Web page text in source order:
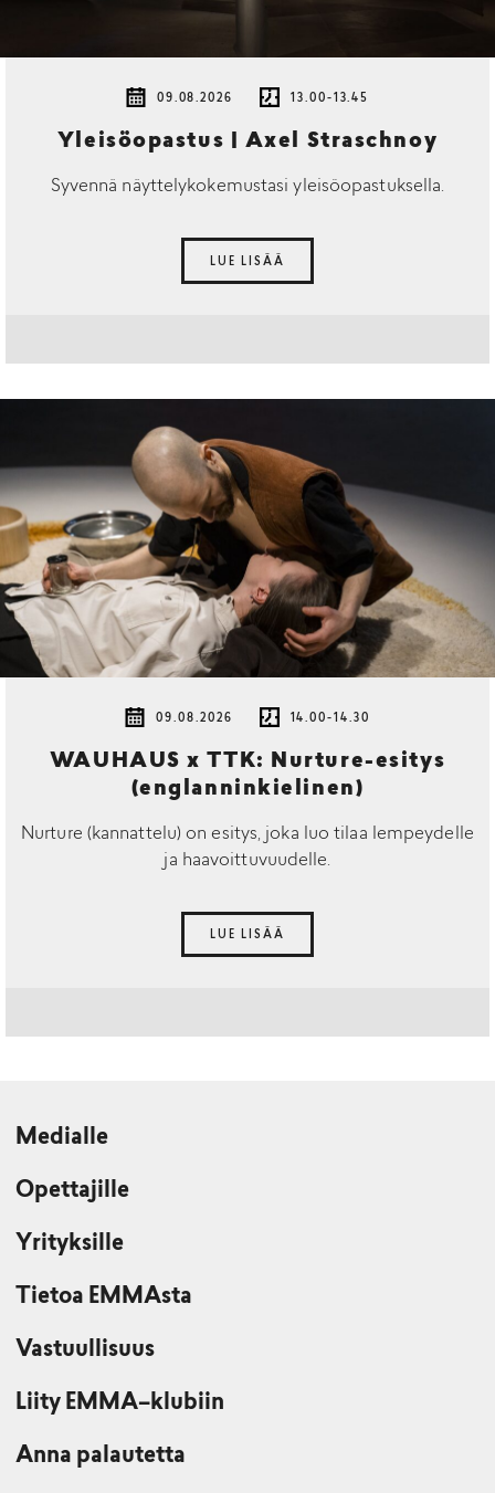
09.08.2026 13.00-13.45
Yleisöopastus | Axel Straschnoy
Syvennä näyttelykokemustasi yleisöopastuksella.
LUE LISÄÄ
09.08.2026 14.00-14.30
WAUHAUS x TTK: Nurture-esitys
(englanninkielinen)
Nurture (kannattelu) on esitys, joka luo tilaa lempeydelle
ja haavoittuvuudelle.
LUE LISÄÄ
Medialle
Opettajille
Yrityksille
Tietoa EMMAsta
Vastuullisuus
Liity EMMA–klubiin
Anna palautetta